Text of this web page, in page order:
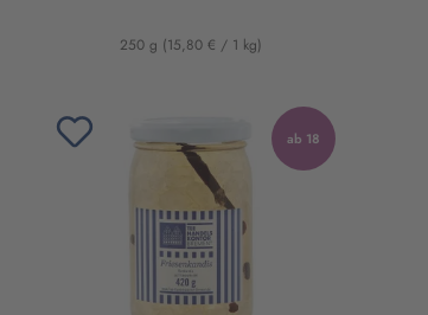
250 g (15,80 € / 1 kg)
ab 18